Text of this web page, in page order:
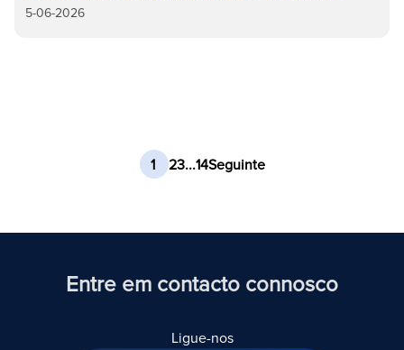
5-06-2026
1 23...14Seguinte
Entre em contacto connosco
Ligue-nos